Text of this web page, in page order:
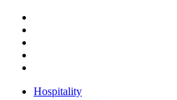
Hospitality